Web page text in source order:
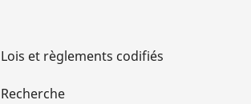
Lois et règlements codifiés
Recherche